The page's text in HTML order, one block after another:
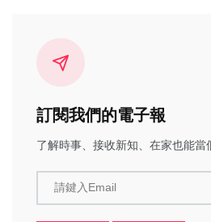
訂閱我們的電子報
了解時事、接收新知、在家也能當
請鍵入Email